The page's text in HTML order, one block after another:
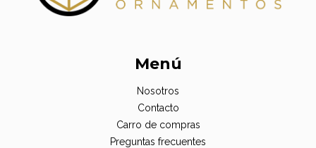
Menú
Nosotros
Contacto
Carro de compras
Preguntas frecuentes